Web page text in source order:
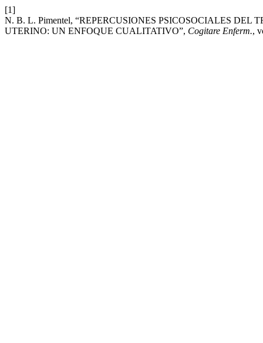
[1]
N. B. L. Pimentel, “REPERCUSIONES PSICOSOCIALES
UTERINO: UN ENFOQUE CUALITATIVO”, Cogitare Enferm.,